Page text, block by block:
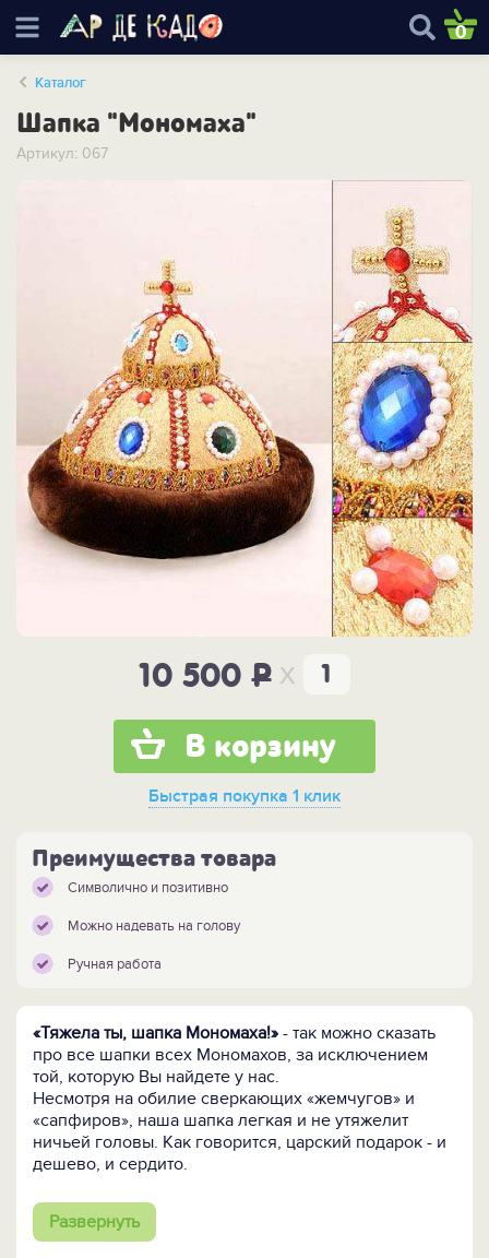
0
Каталог
Шапка "Мономаха"
Артикул: 067
10 500P x
В корзину
Быстрая покупка 1 клик
Преимущества товара
Символично и позитивно
Можно надевать на голову
Ручная работа
«Тяжела ты, шапка Мономаха!»- так можно сказать
про все шапки всех Мономахов, за исключением
той, которую Вы найдете у нас.
Несмотря на обилие сверкающих «жемчугов» и
«сапфиров», наша шапка легкая и не утяжелит
ничьей головы. Как говорится, царский подарок - и
дешево, и сердито.
Обращаем Ваше внимание на то, что наши шапки
изготавливается вручную несколькими мастерами.
Развернуть